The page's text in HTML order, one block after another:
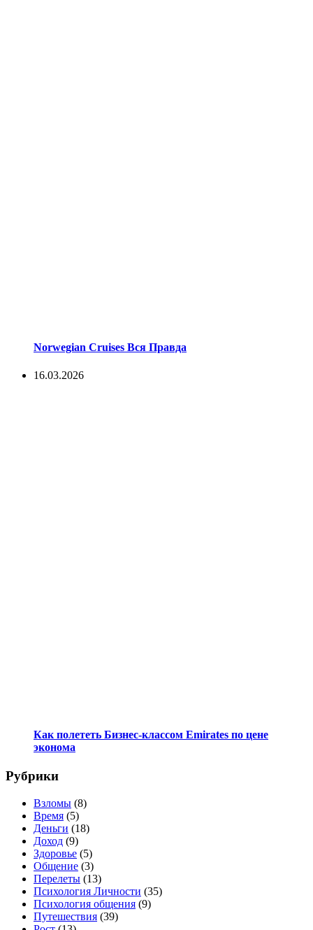
Norwegian Cruises Вся Правда
16.03.2026
Как полететь Бизнес-классом Emirates по цене
эконома
Рубрики
Взломы (8)
Время (5)
Деньги (18)
Доход (9)
Здоровье (5)
Общение (3)
Перелеты (13)
Психология Личности (35)
Психология общения (9)
Путешествия (39)